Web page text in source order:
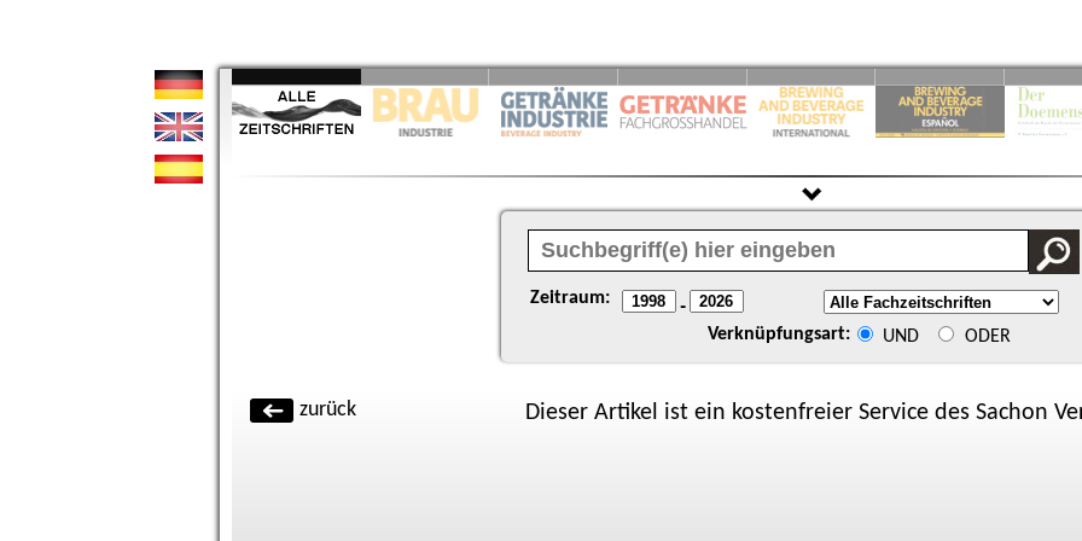
Zeitraum: -
Verknüpfungsart: UND ODER
zurück Dieser Artikel ist ein kostenfreier Service des Sachon